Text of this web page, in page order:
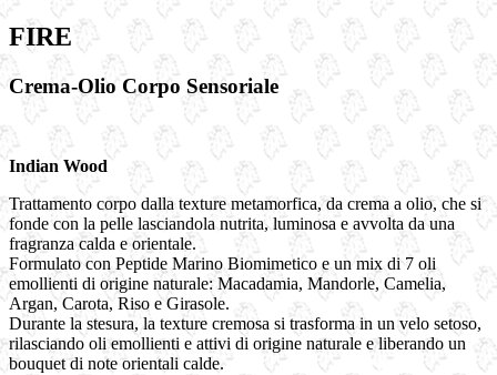
FIRE
Crema-Olio Corpo Sensoriale
Indian Wood
Trattamento corpo dalla texture metamorfica, da crema a olio, che si
fonde con la pelle lasciandola nutrita, luminosa e avvolta da una
fragranza calda e orientale.
Formulato con Peptide Marino Biomimetico e un mix di 7 oli
emollienti di origine naturale: Macadamia, Mandorle, Camelia,
Argan, Carota, Riso e Girasole.
Durante la stesura, la texture cremosa si trasforma in un velo setoso,
rilasciando oli emollienti e attivi di origine naturale e liberando un
bouquet di note orientali calde.